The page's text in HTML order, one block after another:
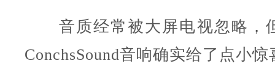
音质经常被大屏电视忽略，
ConchsSound音响确实给了点小